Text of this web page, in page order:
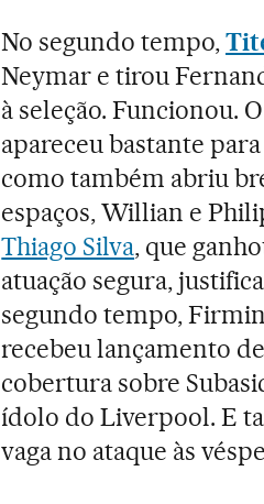
No segundo tempo,
Neymar e tirou
à seleção. Funcionou.
apareceu bastante
como também abriu
espaços, Willian e
Thiago Silva, que
atuação segura,
segundo tempo,
recebeu lançamento
cobertura sobre
ídolo do Liverpool. E
vaga no ataque às